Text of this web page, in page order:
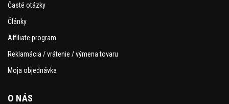
Časté otázky
Články
Affiliate program
Reklamácia / vrátenie / výmena tovaru
Moja objednávka
O NÁS